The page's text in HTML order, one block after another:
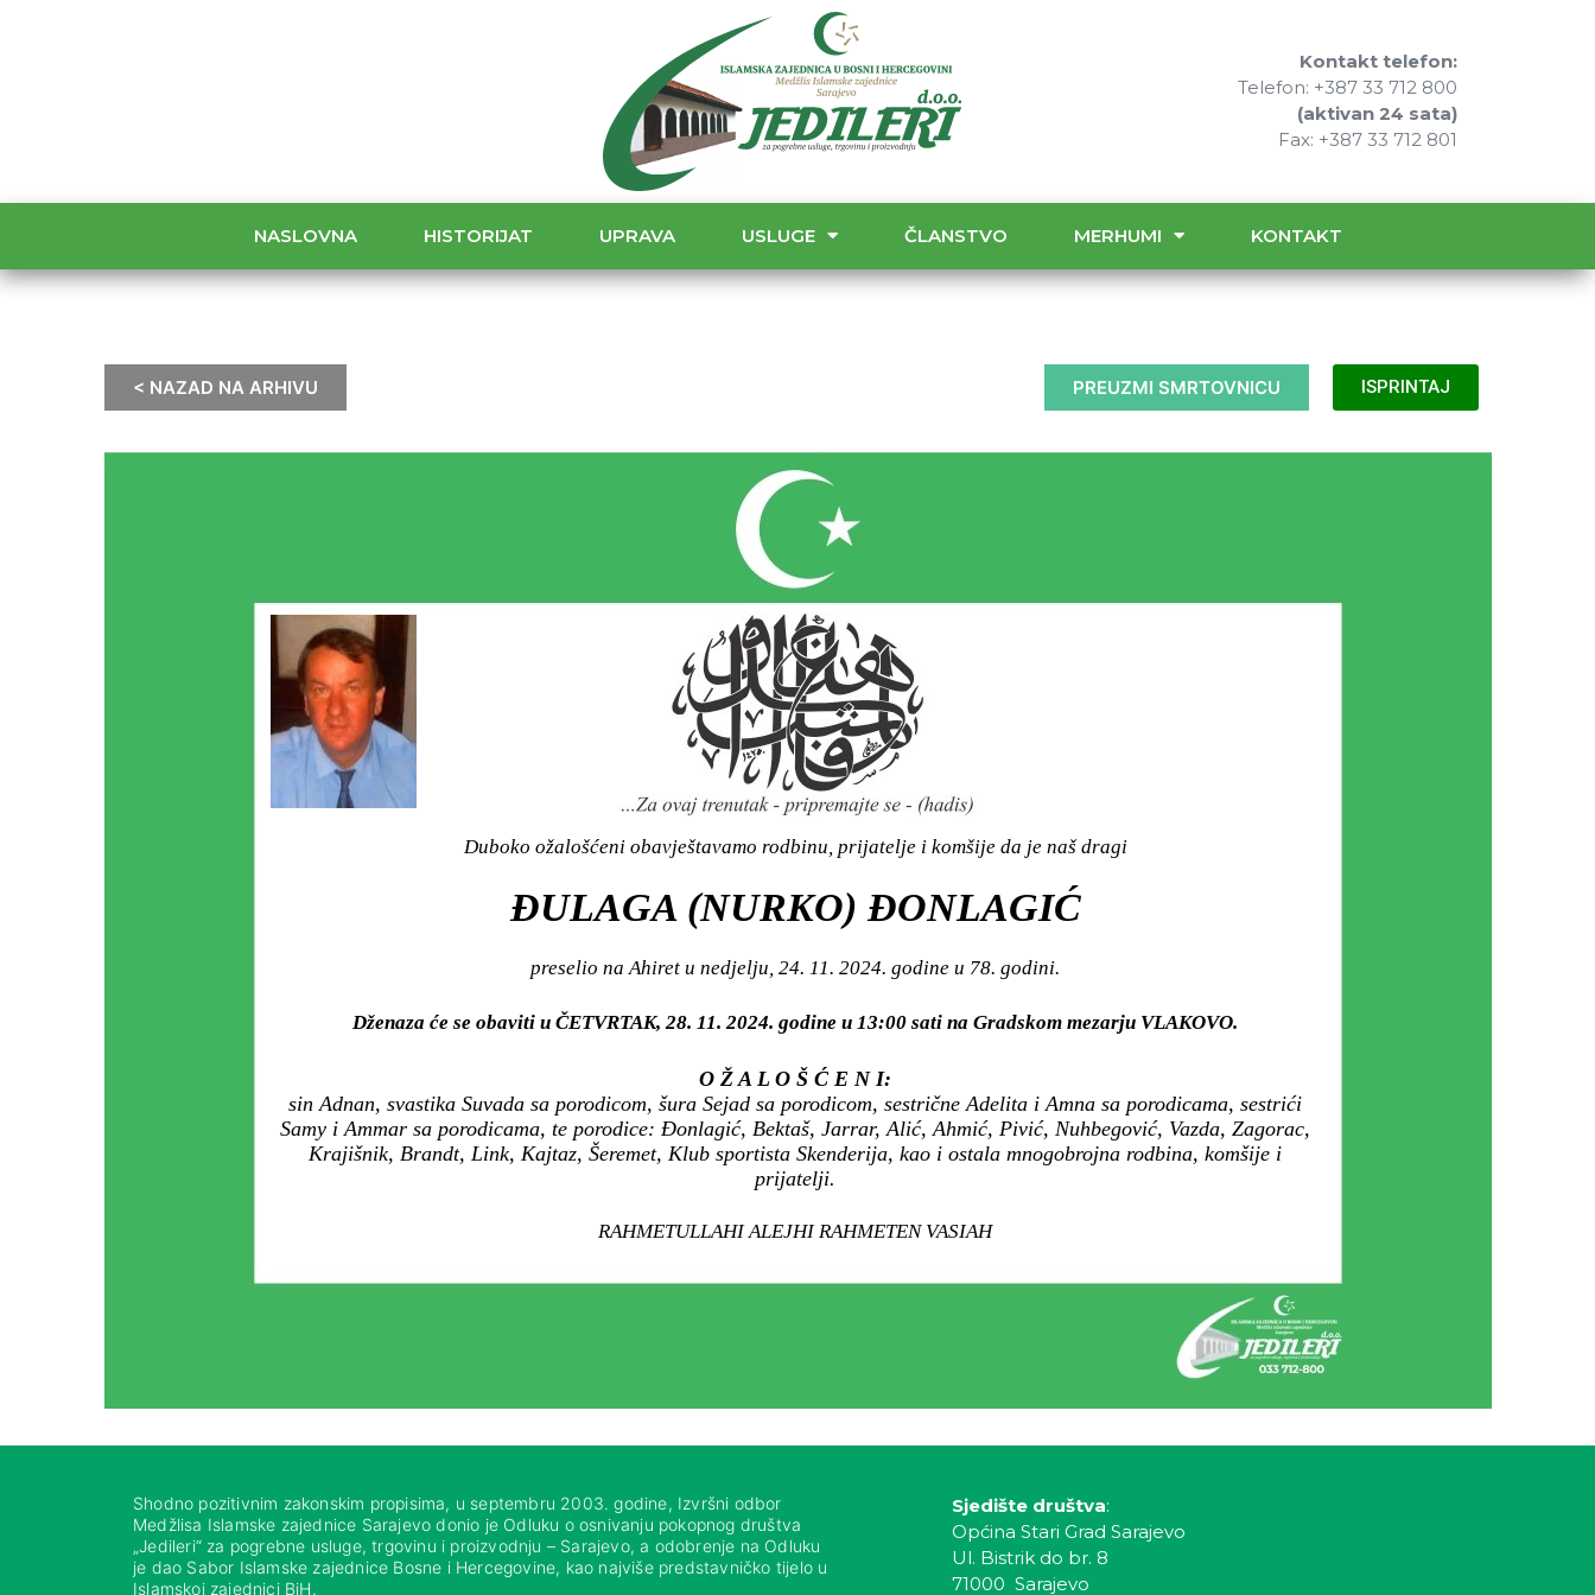
Kontakt telefon:
Telefon: +387 33 712 800
(aktivan 24 sata)
Fax: +387 33 712 801
NASLOVNA HISTORIJAT UPRAVA USLUGE ČLANSTVO MERHUMI KONTAKT
< NAZAD NA ARHIVU PREUZMI SMRTOVNICU ISPRINTAJ
Duboko ožalošćeni obavještavamo rodbinu, prijatelje i komšije da je naš dragi
ĐULAGA (NURKO) ĐONLAGIĆ
preselio na Ahiret u nedjelju, 24. 11. 2024. godine u 78. godini.
Dženaza će se obaviti u ČETVRTAK, 28. 11. 2024. godine u 13:00 sati na Gradskom mezarju VLAKOVO.
O Ž A L O Š Ć E N I:
sin Adnan, svastika Suvada sa porodicom, šura Sejad sa porodicom, sestrične Adelita i Amna sa porodicama, sestrići
Samy i Ammar sa porodicama, te porodice: Đonlagić, Bektaš, Jarrar, Alić, Ahmić, Pivić, Nuhbegović, Vazda, Zagorac,
Krajišnik, Brandt, Link, Kajtaz, Šeremet, Klub sportista Skenderija, kao i ostala mnogobrojna rodbina, komšije i
prijatelji.
RAHMETULLAHI ALEJHI RAHMETEN VASIAH
Shodno pozitivnim zakonskim propisima, u septembru 2003. godine, Izvršni odbor
Medžlisa Islamske zajednice Sarajevo donio je Odluku o osnivanju pokopnog društva
„Jedileri“ za pogrebne usluge, trgovinu i proizvodnju – Sarajevo, a odobrenje na Odluku
je dao Sabor Islamske zajednice Bosne i Hercegovine, kao najviše predstavničko tijelo u
Islamskoj zajednici BiH.
Sjedište društva:
Općina Stari Grad Sarajevo
Ul. Bistrik do br. 8
71000 Sarajevo